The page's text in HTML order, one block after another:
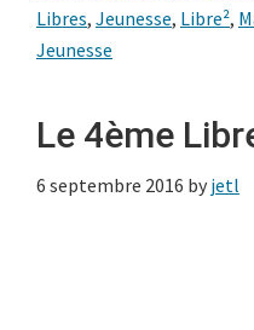
Libres, Jeunesse, Libre²,
Jeunesse
Le 4ème
6 septembre 2016 by jetl